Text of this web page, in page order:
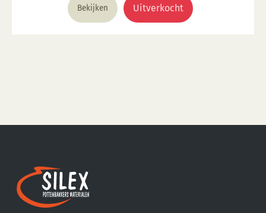
glazuur. Giftig: Nee. Hoe te gebruiken: 1. Breng aan op
een 1060 °C biscuit gebakken scherf. 2. Stook op 1000
Bekijken Uitverkocht